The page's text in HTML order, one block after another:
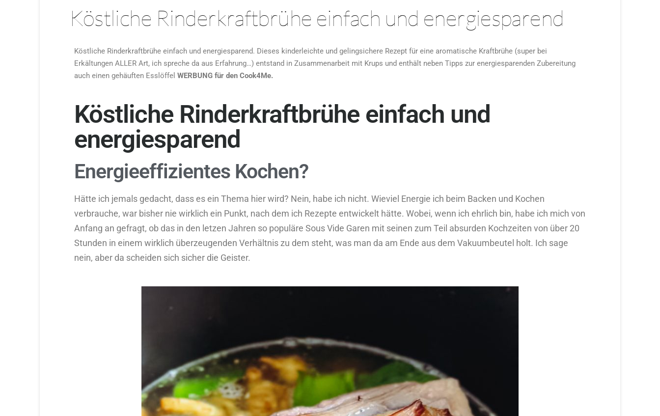
Köstliche Rinderkraftbrühe einfach und energiesparend
Köstliche Rinderkraftbrühe einfach und energiesparend. Dieses kinderleichte und gelingsichere Rezept für eine aromatische Kraftbrühe (super bei
Erkältungen ALLER Art, ich spreche da aus Erfahrung…) entstand in Zusammenarbeit mit Krups und enthält neben Tipps zur energiesparenden Zubereitung
auch einen gehäuften Esslöffel WERBUNG für den Cook4Me.
Köstliche Rinderkraftbrühe einfach und
energiesparend
Energieeffizientes Kochen?
Hätte ich jemals gedacht, dass es ein Thema hier wird? Nein, habe ich nicht. Wieviel Energie ich beim Backen und Kochen
verbrauche, war bisher nie wirklich ein Punkt, nach dem ich Rezepte entwickelt hätte. Wobei, wenn ich ehrlich bin, habe ich mich von
Anfang an gefragt, ob das in den letzen Jahren so populäre Sous Vide Garen mit seinen zum Teil absurden Kochzeiten von über 20
Stunden in einem wirklich überzeugenden Verhältnis zu dem steht, was man da am Ende aus dem Vakuumbeutel holt. Ich sage
nein, aber da scheiden sich sicher die Geister.